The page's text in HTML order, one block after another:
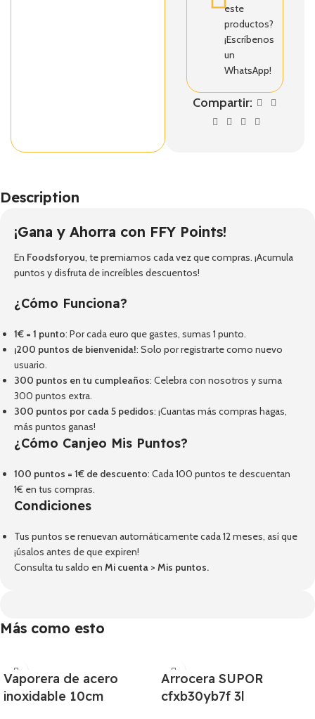
este
productos?
¡Escríbenos
un
WhatsApp!
Compartir:
Description
¡Gana y Ahorra con FFY Points!
En Foodsforyou, te premiamos cada vez que compras. ¡Acumula
puntos y disfruta de increíbles descuentos!
¿Cómo Funciona?
1€ = 1 punto: Por cada euro que gastes, sumas 1 punto.
¡200 puntos de bienvenida!: Solo por registrarte como nuevo
usuario.
300 puntos en tu cumpleaños: Celebra con nosotros y suma
300 puntos extra.
300 puntos por cada 5 pedidos: ¡Cuantas más compras hagas,
más puntos ganas!
¿Cómo Canjeo Mis Puntos?
100 puntos = 1€ de descuento: Cada 100 puntos te descuentan
1€ en tus compras.
Condiciones
Tus puntos se renuevan automáticamente cada 12 meses, así que
¡úsalos antes de que expiren!
Consulta tu saldo en Mi cuenta > Mis puntos.
Más como esto
Vaporera de acero
inoxidable 10cm
Arrocera SUPOR
cfxb30yb7f 3l